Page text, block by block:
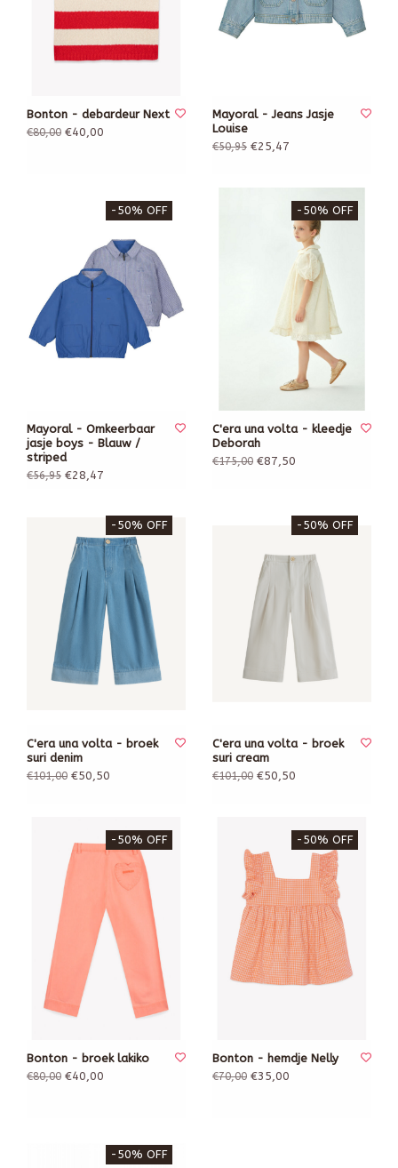
Bonton - debardeur Next
€80,00 €40,00
Mayoral - Jeans Jasje
Louise
€50,95 €25,47
-50% OFF
Mayoral - Omkeerbaar
jasje boys - Blauw /
striped
€56,95 €28,47
-50% OFF
C'era una volta - kleedje
Deborah
€175,00 €87,50
-50% OFF
C'era una volta - broek
suri denim
€101,00 €50,50
-50% OFF
C'era una volta - broek
suri cream
€101,00 €50,50
-50% OFF
Bonton - broek lakiko
€80,00 €40,00
-50% OFF
Bonton - hemdje Nelly
€70,00 €35,00
-50% OFF